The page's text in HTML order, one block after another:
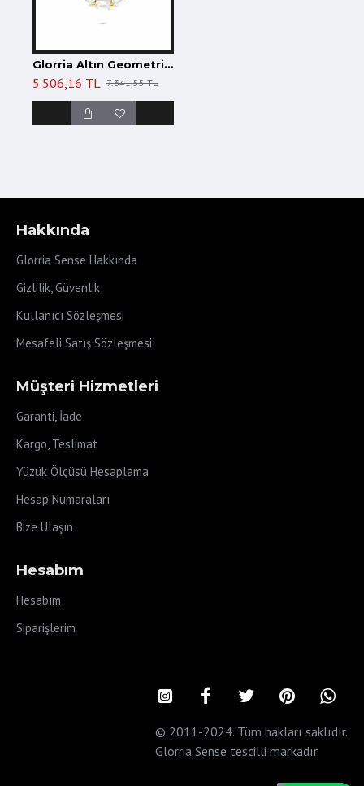
Glorria Altın Geometrik Halka Piercing
5.506,16 TL 7.341,55 TL
Hakkında
Glorria Sense Hakkında
Gizlilik, Güvenlik
Kullanıcı Sözleşmesi
Mesafeli Satış Sözleşmesi
Müşteri Hizmetleri
Garanti, İade
Kargo, Teslimat
Yüzük Ölçüsü Hesaplama
Hesap Numaraları
Bize Ulaşın
Hesabım
Hesabım
Siparişlerim
© 2011-2024. Tüm hakları saklıdır.
Glorria Sense tescilli markadır.